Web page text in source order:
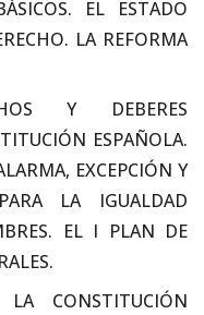
EL ESTADO
LA REFORMA
Y DEBERES
ESPAÑOLA.
EXCEPCIÓN Y
LA IGUALDAD
EL I PLAN DE
CONSTITUCIÓN